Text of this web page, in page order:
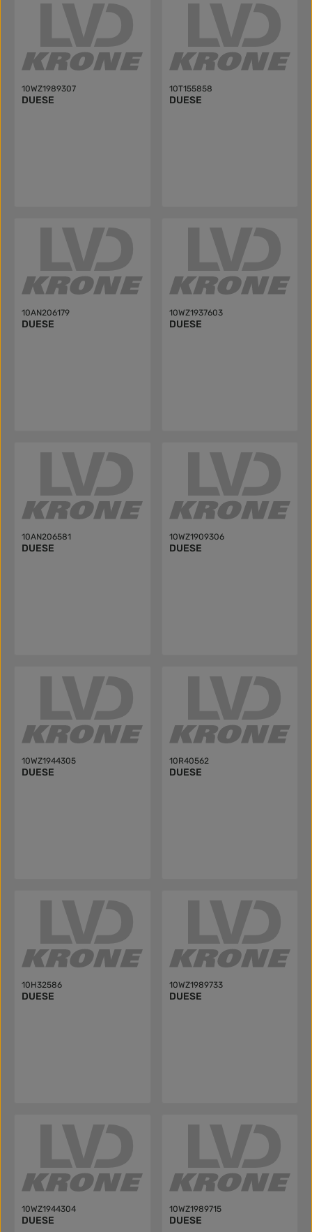
10WZ1989307
DUESE
10T155858
DUESE
10AN206179
DUESE
10WZ1937603
DUESE
10AN206581
DUESE
10WZ1909306
DUESE
10WZ1944305
DUESE
10R40562
DUESE
10H32586
DUESE
10WZ1989733
DUESE
10WZ1944304
DUESE
10WZ1989715
DUESE